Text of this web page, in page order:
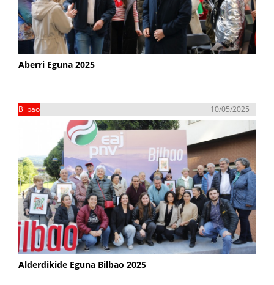
Aberri Eguna 2025
Bilbao 10/05/2025
Alderdikide Eguna Bilbao 2025